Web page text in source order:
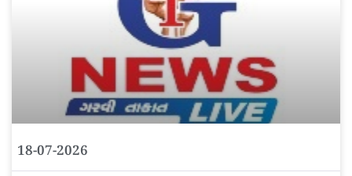
18-07-2026